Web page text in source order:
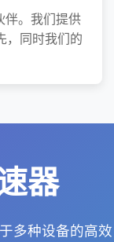
伴。我们提供
，同时我们的
器
多种设备的高效